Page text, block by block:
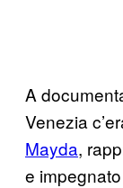
A
Venezia
Mayda,
e